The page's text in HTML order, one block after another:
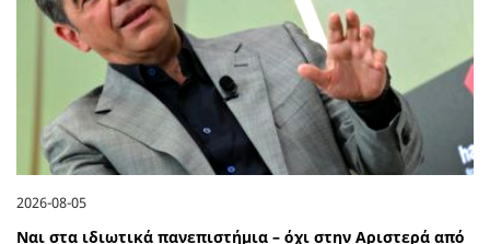
2026-08-05
Ναι στα ιδιωτικά πανεπιστήμια – όχι στην Αριστερά από